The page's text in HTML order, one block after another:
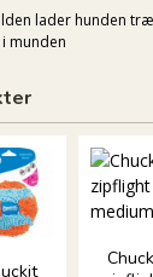
lader hunden
munden